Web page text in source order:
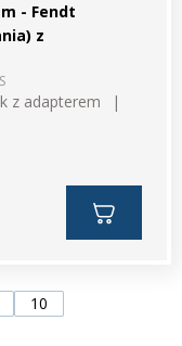
- Fendt
z
z adapterem
10